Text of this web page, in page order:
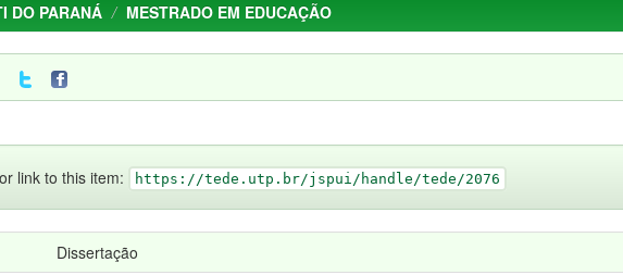
DO PARANÁ MESTRADO EM EDUCAÇÃO
link to this item: https://tede.utp.br/jspui/handle/tede/2076
Dissertação